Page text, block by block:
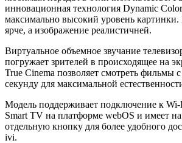
инновационная технология Dynamic
максимально высокий уровень
ярче, а изображение реалистичней.
Виртуальное объемное звучание
погружает зрителей в происходящее на
True Cinema позволяет смотреть фильмы
секунду для максимальной
Модель поддерживает подключение к
Smart TV на платформе webOS и имеет
отдельную кнопку для более удобного
ivi.